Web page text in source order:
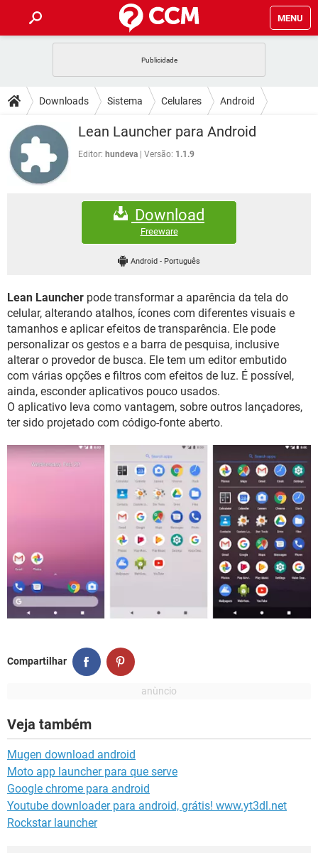
MENU
CELULAR FACEBOOK
OUTLOOK EXCEL
INSTAGRAM GMAIL
GUIA DE COMPRAS
DICAS
JOGOS WHATSAPP
CELULAR FACEBOOK
OUTLOOK
DOWNLOADS
JOGOS WHATSAPP
CELULAR
EXCEL
GMAIL
FÓRUM
FACEBOOK
EXCEL
GMAIL
WHATSAPP
INSTAGRAM GMAIL
GUIA DE COMPRAS
Downloads Sistema Celulares Android
Smartphone Lean Launcher para Android
Editor: hundeva Versão: 1.1.9
Download
Freeware
Android - Português
Lean Launcher pode transformar a aparência da tela do
celular, alterando atalhos, ícones com diferentes visuais e
tamanhos e aplicar efeitos de transparência. Ele pode
personalizar os gestos e a barra de pesquisa, inclusive
alterar o provedor de busca. Ele tem um editor embutido
com várias opções e filtros com efeitos de luz. É possível,
ainda, esconder aplicativos pouco usados.
O aplicativo leva como vantagem, sobre outros lançadores,
ter sido projetado com código-fonte aberto.
Compartilhar
Veja também
Mugen download android
Moto app launcher para que serve
Google chrome para android
Youtube downloader para android, grátis! www.yt3dl.net
Rockstar launcher